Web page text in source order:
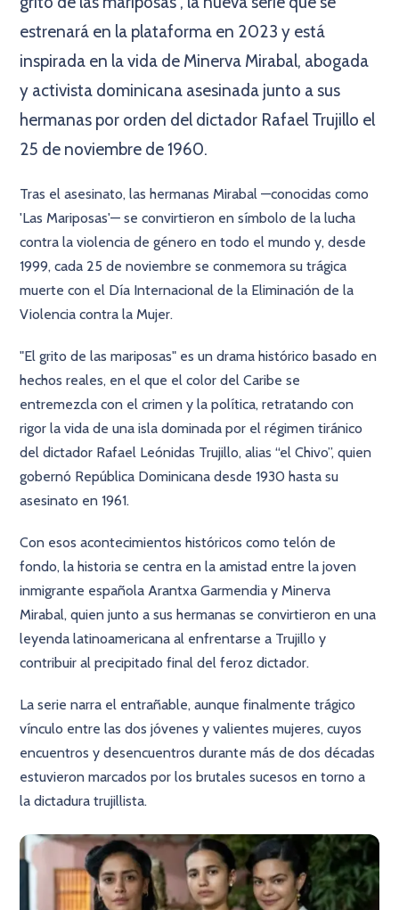
estrenará en la plataforma en 2023 y está
inspirada en la vida de Minerva Mirabal, abogada
y activista dominicana asesinada junto a sus
hermanas por orden del dictador Rafael Trujillo el
25 de noviembre de 1960.
Tras el asesinato, las hermanas Mirabal —conocidas como
'Las Mariposas'— se convirtieron en símbolo de la lucha
contra la violencia de género en todo el mundo y, desde
1999, cada 25 de noviembre se conmemora su trágica
muerte con el Día Internacional de la Eliminación de la
Violencia contra la Mujer.
"El grito de las mariposas" es un drama histórico basado en
hechos reales, en el que el color del Caribe se
entremezcla con el crimen y la política, retratando con
rigor la vida de una isla dominada por el régimen tiránico
del dictador Rafael Leónidas Trujillo, alias “el Chivo”, quien
gobernó República Dominicana desde 1930 hasta su
asesinato en 1961.
Con esos acontecimientos históricos como telón de
fondo, la historia se centra en la amistad entre la joven
inmigrante española Arantxa Garmendia y Minerva
Mirabal, quien junto a sus hermanas se convirtieron en una
leyenda latinoamericana al enfrentarse a Trujillo y
contribuir al precipitado final del feroz dictador.
La serie narra el entrañable, aunque finalmente trágico
vínculo entre las dos jóvenes y valientes mujeres, cuyos
encuentros y desencuentros durante más de dos décadas
estuvieron marcados por los brutales sucesos en torno a
la dictadura trujillista.